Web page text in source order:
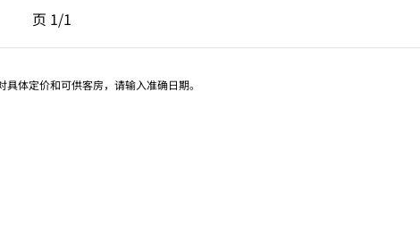
页 1/1
上一页，第 1页，共 1 页
页 1/1
体定价和可供客房，请输入准确日期。